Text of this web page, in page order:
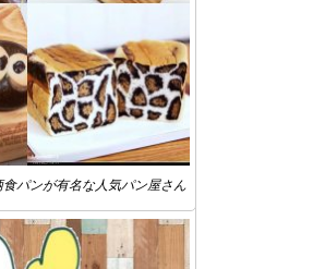
パンが有名な人気パン屋さん